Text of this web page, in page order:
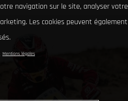
navigation sur le site, analyser votre
Les cookies peuvent également
Mentions légales